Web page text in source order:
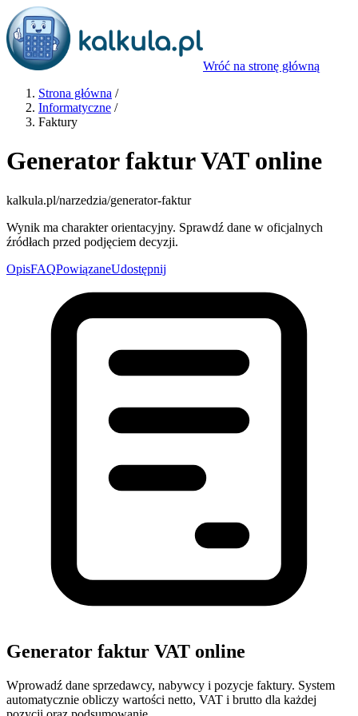
Wróć na stronę główną
Strona główna /
Informatyczne /
Faktury
Generator faktur VAT online
kalkula.pl/narzedzia/generator-faktur
Wynik ma charakter orientacyjny. Sprawdź dane w oficjalnych
źródłach przed podjęciem decyzji.
OpisFAQPowiązaneUdostępnij
Generator faktur VAT online
Wprowadź dane sprzedawcy, nabywcy i pozycje faktury. System
automatycznie obliczy wartości netto, VAT i brutto dla każdej